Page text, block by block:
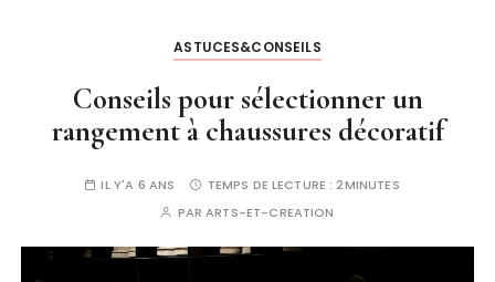
ASTUCES&CONSEILS
Conseils pour sélectionner un
rangement à chaussures décoratif
IL Y'A 6 ANS TEMPS DE LECTURE :2MINUTES
PARARTS-ET-CREATION